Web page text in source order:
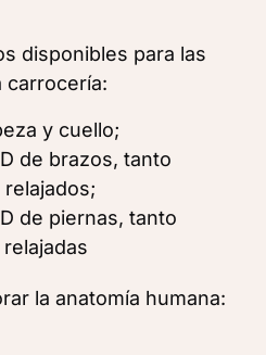
disponibles para las
carrocería:
y cuello;
de brazos, tanto
de piernas, tanto
la anatomía humana: